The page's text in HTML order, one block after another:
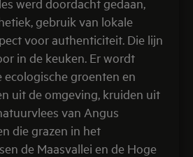
gebruik van lokale
voor authenticiteit. Die lijn
in de keuken. Er wordt
groenten en
uit de omgeving, kruiden uit
van Angus
die grazen in het
de Maasvallei en de Hoge